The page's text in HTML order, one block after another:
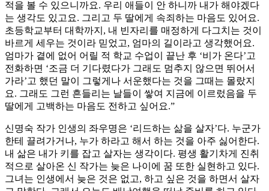
적을 볼 수 있으니까요. 우리 애들이 안 하니까 내가 해야겠다
는 생각도 있고요. 그리고 두 딸에게 속죄하는 마음도 있어요.
초등학교부터 대학까지, 내 빈자리를 매정하게 다그치는 것이
바르게 세우는 것이라 믿었고, 엄마의 길이라고 생각했어요.
엄마가 곁에 없어 어릴 적 학교 수업이 끝난 후 ‘비가 온다’고
전화하면 ‘조금 더 기다렸다가 그래도 멈추지 않으면 뛰어서
가라’고 했던 말이 그렇게나 서운했다는 것을 그때는 몰랐지
요. 그래도 그런 흔들리는 날들이 쌓여 지금에 이르렀음을 두
딸에게 고백하는 마음도 전하고 싶어요.”
신명숙 작가 인생의 좌우명은 ‘리드하는 삶을 살자’다. 누군가
한테 끌려가거나, 누가 하라고 해서 하는 것을 아주 싫어한다.
내 삶은 내가 키를 잡고 살자는 생각이다. 평생 활기차게 진취
적으로 살아온 신 작가는 늦은 나이에 꿈 또한 실현하고 있다.
그녀는 인생에서 늦은 것은 없고, 하고 싶은 것을 하면서 살자